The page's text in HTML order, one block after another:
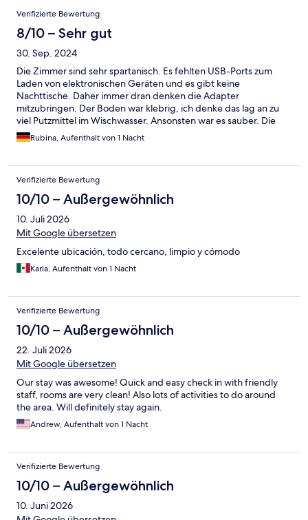
nicht mehr nehmen.
Verifizierte Bewertung
8/10 – Sehr gut
30. Sep. 2024
Die Zimmer sind sehr spartanisch. Es fehlten USB-Ports zum
Laden von elektronischen Geräten und es gibt keine
Nachttische. Daher immer dran denken die Adapter
mitzubringen. Der Boden war klebrig, ich denke das lag an zu
viel Putzmittel im Wischwasser. Ansonsten war es sauber. Die
Location des Hotels ist aber super, man sieht das Hollywood
Sign schon vom Hotel aus. Das Griffith Observatorium ist mit
Fuß am Walk of Fame. Preis-Leistung stimmt hier daher auf
Grund der Lage.
Rubina, Aufenthalt von 1 Nacht
Verifizierte Bewertung
10/10 – Außergewöhnlich
10. Juli 2026
Mit Google übersetzen
Excelente ubicación, todo cercano, limpio y cómodo
Karla, Aufenthalt von 1 Nacht
Verifizierte Bewertung
10/10 – Außergewöhnlich
22. Juli 2026
Mit Google übersetzen
Our stay was awesome! Quick and easy check in with friendly
staff, rooms are very clean! Also lots of activities to do around
the area. Will definitely stay again.
Andrew, Aufenthalt von 1 Nacht
Verifizierte Bewertung
10/10 – Außergewöhnlich
10. Juni 2026